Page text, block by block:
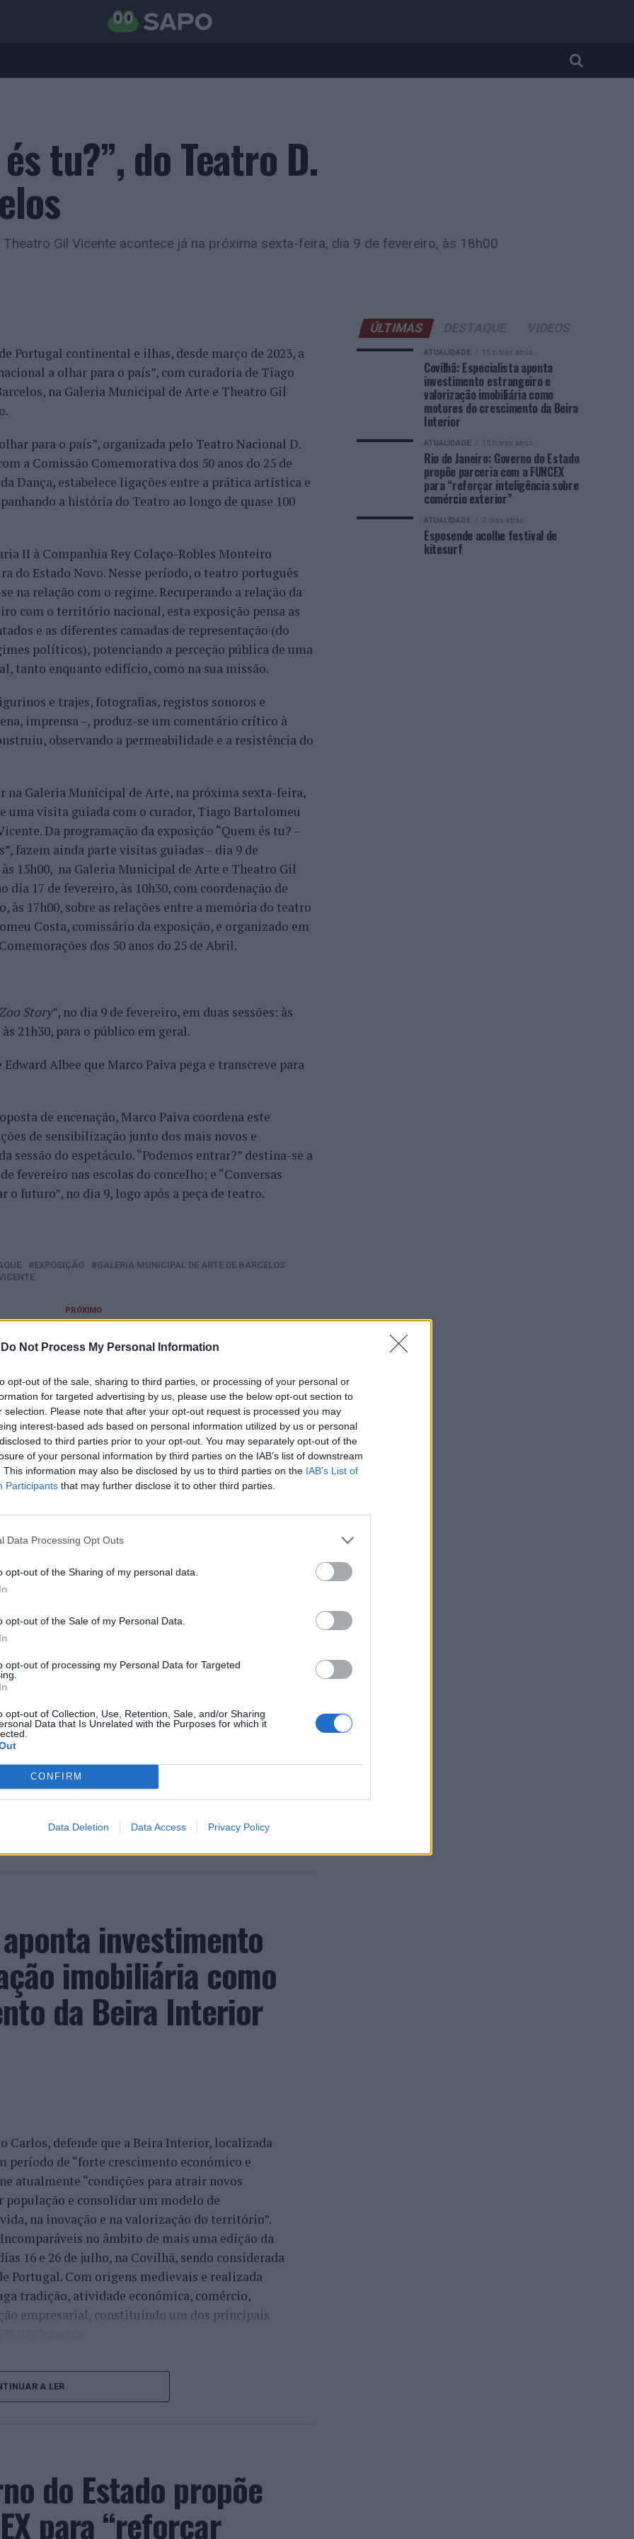
Do Not Process My Personal Information
opt-out of the sale, sharing to third parties, or processing of your personal or
for targeted advertising by us, please use the below opt-out section to
selection. Please note that after your opt-out request is processed you may
interest-based ads based on personal information utilized by us or personal
to third parties prior to your opt-out. You may separately opt-out of the
of your personal information by third parties on the IAB’s list of downstream
This information may also be disclosed by us to third parties on the IAB’s List of
Participants that may further disclose it to other third parties.
Data Processing Opt Outs
opt-out of the Sharing of my personal data.
opt-out of the Sale of my Personal Data.
opt-out of processing my Personal Data for Targeted
opt-out of Collection, Use, Retention, Sale, and/or Sharing
Data that Is Unrelated with the Purposes for which it
CONFIRM
Data Deletion Data Access Privacy Policy
tu?”, do Teatro D.
Gil Vicente acontece já na próxima sexta-feira, dia 9 de fevereiro, às 18h00
Portugal continental e ilhas, desde março de 2023, a
a olhar para o país”, com curadoria de Tiago
na Galeria Municipal de Arte e Theatro Gil
para o país”, organizada pelo Teatro Nacional D.
a Comissão Comemorativa dos 50 anos do 25 de
Dança, estabelece ligações entre a prática artística e
a história do Teatro ao longo de quase 100
II à Companhia Rey Colaço-Robles Monteiro
do Estado Novo. Nesse período, o teatro português
na relação com o regime. Recuperando a relação da
com o território nacional, esta exposição pensa as
e as diferentes camadas de representação (do
políticos), potenciando a perceção pública de uma
tanto enquanto edifício, como na sua missão.
e trajes, fotografias, registos sonoros e
imprensa –, produz-se um comentário crítico à
observando a permeabilidade e a resistência do
na Galeria Municipal de Arte, na próxima sexta-feira,
uma visita guiada com o curador, Tiago Bartolomeu
Da programação da exposição “Quem és tu? –
fazem ainda parte visitas guiadas – dia 9 de
15h00, na Galeria Municipal de Arte e Theatro Gil
17 de fevereiro, às 10h30, com coordenação de
às 17h00, sobre as relações entre a memória do teatro
Costa, comissário da exposição, e organizado em
dos 50 anos do 25 de Abril.
Story”, no dia 9 de fevereiro, em duas sessões: às
21h30, para o público em geral.
Albee que Marco Paiva pega e transcreve para
de encenação, Marco Paiva coordena este
de sensibilização junto dos mais novos e
sessão do espetáculo. “Podemos entrar?” destina-se a
fevereiro nas escolas do concelho; e “Conversas
o futuro”, no dia 9, logo após a peça de teatro.
EXPOSIÇÃO
GALERIA MUNICIPAL DE ARTE DE BARCELOS
PRÓXIMO
Matosinhos: Jovem de 18 anos detido
por tráfico de droga
ESTAR INTERESSADO
recebe o XXIV Congresso
de Saúde Mental
Barcelos: Joaquim Brito
homenageado pela Confederação
Cultura, Recreio e Desporto
Conferência sobre
a 30 de maio no IPCA
semana gastronómico imperdível
investimento
imobiliária como
da Beira Interior
defende que a Beira Interior, localizada
período de “forte crescimento económico e
atualmente “condições para atrair novos
e consolidar um modelo de
na inovação e na valorização do território”.
no âmbito de mais uma edição da
16 e 26 de julho, na Covilhã, sendo considerada
Portugal. Com origens medievais e realizada
tradição, atividade económica, comércio,
empresarial, constituindo um dos principais
ao longo dos últimos anos representa o
iniciou o seu percurso no setor imobiliário. O
conquistado resulta da proximidade com a
regional. Segundo explicou, esse
presença em vários concelhos da Beira
promessa conquistada e é isto que eu faço.
na medida em que as pessoas sentem a
A LER
do Estado propõe
para “reforçar
ÚLTIMAS
ATUALIDADE 15 horas atrás
Covilhã: Especialista aponta
investimento estrangeiro e
valorização imobiliária como
motores do crescimento da Beira
Interior
ATUALIDADE 15 horas atrás
Rio de Janeiro: Governo do Estado
propõe parceria com a FUNCEX
para “reforçar inteligência sobre
comércio exterior”
ATUALIDADE 2 dias atrás
Esposende acolhe festival de
kitesurf